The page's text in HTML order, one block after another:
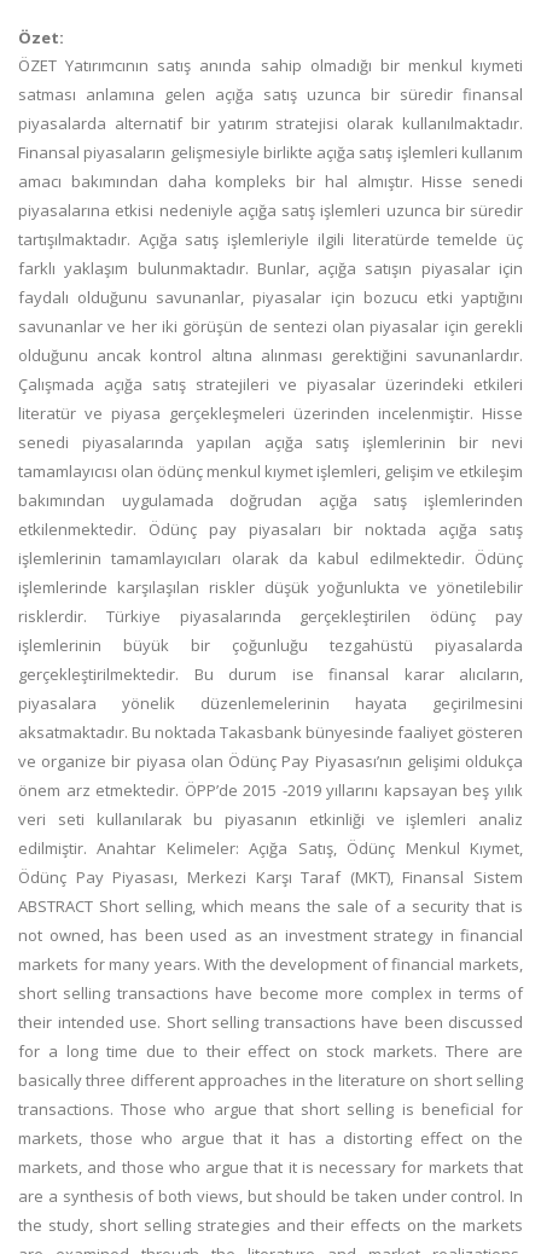
Özet:
ÖZET Yatırımcının satış anında sahip olmadığı bir menkul kıymeti
satması anlamına gelen açığa satış uzunca bir süredir finansal
piyasalarda alternatif bir yatırım stratejisi olarak kullanılmaktadır.
Finansal piyasaların gelişmesiyle birlikte açığa satış işlemleri kullanım
amacı bakımından daha kompleks bir hal almıştır. Hisse senedi
piyasalarına etkisi nedeniyle açığa satış işlemleri uzunca bir süredir
tartışılmaktadır. Açığa satış işlemleriyle ilgili literatürde temelde üç
farklı yaklaşım bulunmaktadır. Bunlar, açığa satışın piyasalar için
faydalı olduğunu savunanlar, piyasalar için bozucu etki yaptığını
savunanlar ve her iki görüşün de sentezi olan piyasalar için gerekli
olduğunu ancak kontrol altına alınması gerektiğini savunanlardır.
Çalışmada açığa satış stratejileri ve piyasalar üzerindeki etkileri
literatür ve piyasa gerçekleşmeleri üzerinden incelenmiştir. Hisse
senedi piyasalarında yapılan açığa satış işlemlerinin bir nevi
tamamlayıcısı olan ödünç menkul kıymet işlemleri, gelişim ve etkileşim
bakımından uygulamada doğrudan açığa satış işlemlerinden
etkilenmektedir. Ödünç pay piyasaları bir noktada açığa satış
işlemlerinin tamamlayıcıları olarak da kabul edilmektedir. Ödünç
işlemlerinde karşılaşılan riskler düşük yoğunlukta ve yönetilebilir
risklerdir. Türkiye piyasalarında gerçekleştirilen ödünç pay
işlemlerinin büyük bir çoğunluğu tezgahüstü piyasalarda
gerçekleştirilmektedir. Bu durum ise finansal karar alıcıların,
piyasalara yönelik düzenlemelerinin hayata geçirilmesini
aksatmaktadır. Bu noktada Takasbank bünyesinde faaliyet gösteren
ve organize bir piyasa olan Ödünç Pay Piyasası’nın gelişimi oldukça
önem arz etmektedir. ÖPP’de 2015 -2019 yıllarını kapsayan beş yılık
veri seti kullanılarak bu piyasanın etkinliği ve işlemleri analiz
edilmiştir. Anahtar Kelimeler: Açığa Satış, Ödünç Menkul Kıymet,
Ödünç Pay Piyasası, Merkezi Karşı Taraf (MKT), Finansal Sistem
ABSTRACT Short selling, which means the sale of a security that is
not owned, has been used as an investment strategy in financial
markets for many years. With the development of financial markets,
short selling transactions have become more complex in terms of
their intended use. Short selling transactions have been discussed
for a long time due to their effect on stock markets. There are
basically three different approaches in the literature on short selling
transactions. Those who argue that short selling is beneficial for
markets, those who argue that it has a distorting effect on the
markets, and those who argue that it is necessary for markets that
are a synthesis of both views, but should be taken under control. In
the study, short selling strategies and their effects on the markets